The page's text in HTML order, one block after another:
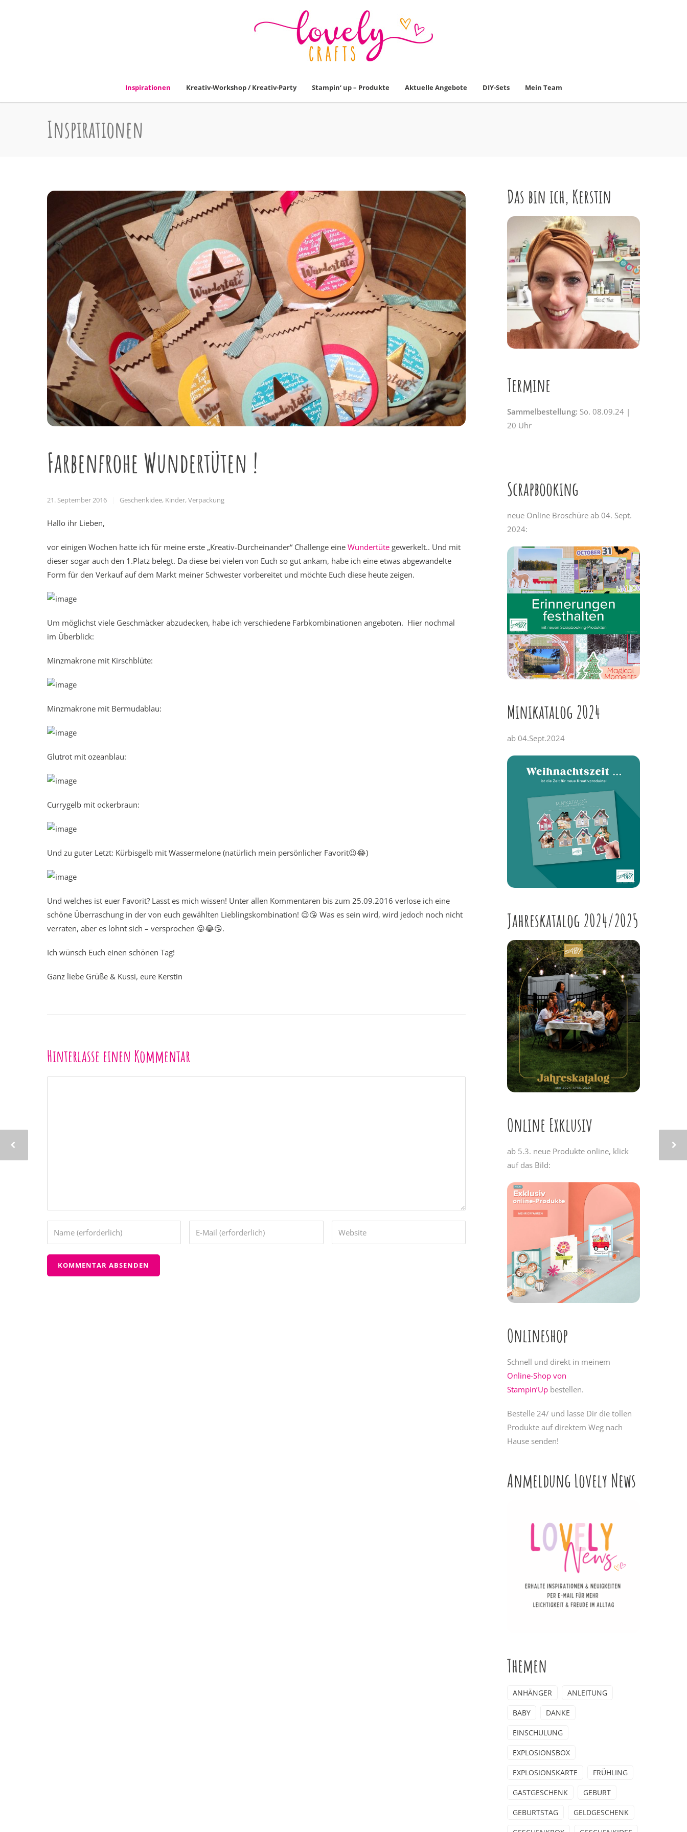
Inspirationen Kreativ-Workshop / Kreativ-Party Stampin‘ up – Produkte Aktuelle Angebote DIY-Sets Mein Team
Inspirationen
Farbenfrohe Wundertüten !
21. September 2016 Geschenkidee, Kinder,Verpackung
Hallo ihr Lieben,
vor einigen Wochen hatte ich für meine erste „Kreativ-Durcheinander“ Challenge eine Wundertüte gewerkelt.. Und mit
dieser sogar auch den 1.Platz belegt. Da diese bei vielen von Euch so gut ankam, habe ich eine etwas abgewandelte
Form für den Verkauf auf dem Markt meiner Schwester vorbereitet und möchte Euch diese heute zeigen.
Um möglichst viele Geschmäcker abzudecken, habe ich verschiedene Farbkombinationen angeboten. Hier nochmal
im Überblick:
Minzmakrone mit Kirschblüte:
Minzmakrone mit Bermudablau:
Glutrot mit ozeanblau:
Currygelb mit ockerbraun:
Und zu guter Letzt: Kürbisgelb mit Wassermelone (natürlich mein persönlicher Favorit😉😂)
Und welches ist euer Favorit? Lasst es mich wissen! Unter allen Kommentaren bis zum 25.09.2016 verlose ich eine
schöne Überraschung in der von euch gewählten Lieblingskombination! 😉😘 Was es sein wird, wird jedoch noch nicht
verraten, aber es lohnt sich – versprochen 😜😂😘.
Ich wünsch Euch einen schönen Tag!
Ganz liebe Grüße & Kussi, eure Kerstin
Hinterlasse einen Kommentar
Das bin ich, Kerstin
Termine
Sammelbestellung: So. 08.09.24 |
20 Uhr
Scrapbooking
neue Online Broschüre ab 04. Sept.
2024:
Minikatalog 2024
ab 04.Sept.2024
Jahreskatalog 2024/2025
Online Exklusiv
ab 5.3. neue Produkte online, klick
auf das Bild:
Onlineshop
Schnell und direkt in meinem
Online-Shop von
Stampin’Up bestellen.
Bestelle 24/ und lasse Dir die tollen
Produkte auf direktem Weg nach
Hause senden!
Anmeldung Lovely News
Themen
ANHÄNGER ANLEITUNG
BABY DANKE
EINSCHULUNG
EXPLOSIONSBOX
EXPLOSIONSKARTE FRÜHLING
GASTGESCHENK GEBURT
GEBURTSTAG GELDGESCHENK